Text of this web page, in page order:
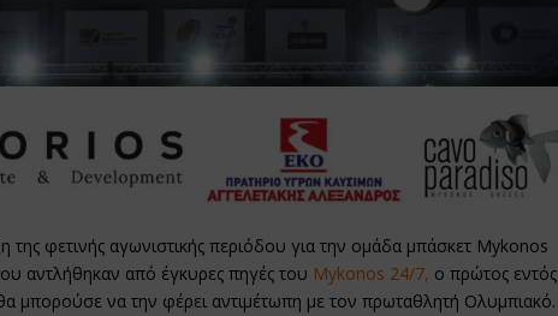
της φετινής αγωνιστικής περιόδου για την ομάδα μπάσκετ Mykonos
αντλήθηκαν από έγκυρες πηγές του Mykonos 24/7, ο πρώτος εντός
μπορούσε να την φέρει αντιμέτωπη με τον πρωταθλητή Ολυμπιακό.